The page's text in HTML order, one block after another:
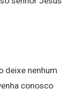
deixe nenhum
conosco